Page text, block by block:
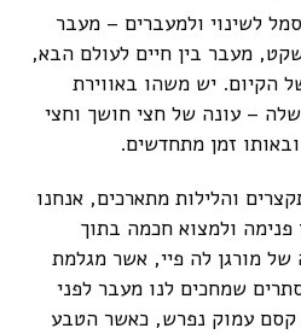
לשינוי ולמעברים – מעבר
מעבר בין חיים לעולם הבא,
הקיום. יש משהו באווירת
– עונה של חצי חושך וחצי
זמן מתחדשים.
והלילות מתארכים, אנחנו
ולמצוא חכמה בתוך
של מורגן לה פיי, אשר מגלמת
שמחכים לנו מעבר לפני
קסם עמוק נפרש, כאשר הטבע